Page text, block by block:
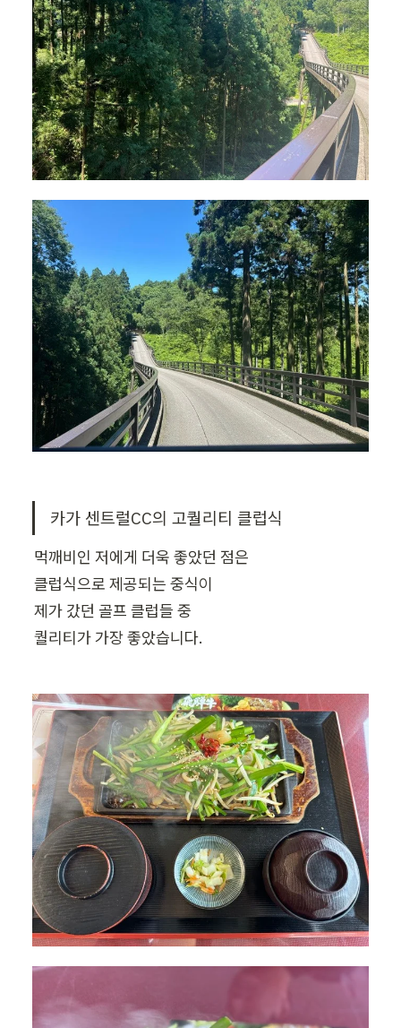
카가 센트럴CC의 고퀄리티 클럽식
먹깨비인 저에게 더욱 좋았던 점은
클럽식으로 제공되는 중식이
제가 갔던 골프 클럽들 중
퀄리티가 가장 좋았습니다.